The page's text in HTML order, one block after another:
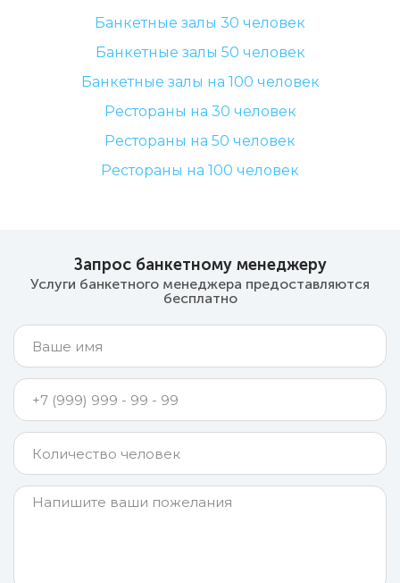
Банкетные залы 30 человек
Банкетные залы 50 человек
Банкетные залы на 100 человек
Рестораны на 30 человек
Рестораны на 50 человек
Рестораны на 100 человек
Запрос банкетному менеджеру
Услуги банкетного менеджера предоставляются
бесплатно